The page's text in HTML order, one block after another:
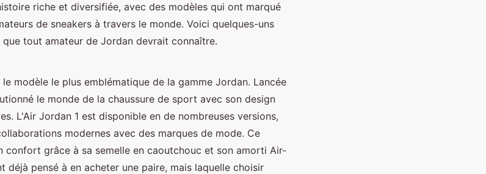
riche et diversifiée, avec des modèles qui ont marqué
de sneakers à travers le monde. Voici quelques-uns
tout amateur de Jordan devrait connaître.
modèle le plus emblématique de la gamme Jordan. Lancée
le monde de la chaussure de sport avec son design
L'Air Jordan 1 est disponible en de nombreuses versions,
modernes avec des marques de mode. Ce
confort grâce à sa semelle en caoutchouc et son amorti Air-
déjà pensé à en acheter une paire, mais laquelle choisir